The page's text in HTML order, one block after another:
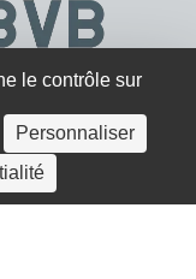
le contrôle sur
Personnaliser